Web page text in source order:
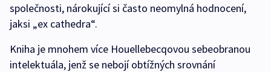
společnosti, nárokující si často neomylná hodnocení,
jaksi „ex cathedra“.
Kniha je mnohem více Houellebecqovou sebeobranou
intelektuála, jenž se nebojí obtížných srovnání